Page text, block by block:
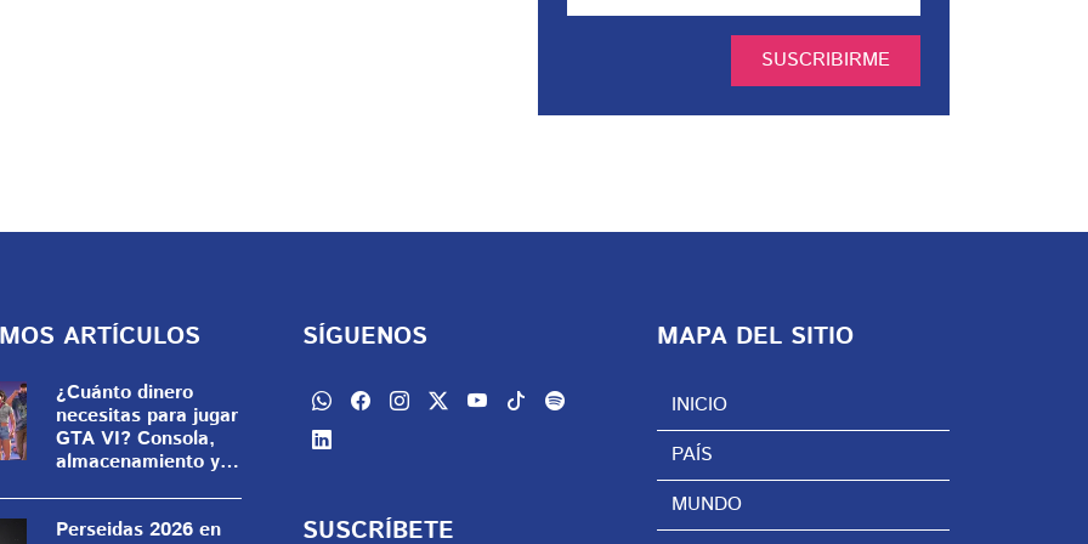
SUSCRIBIRME
ARTÍCULOS
¿Cuánto dinero
necesitas para jugar
GTA VI? Consola,
almacenamiento y
cuenta
Perseidas 2026 en
SÍGUENOS
SUSCRÍBETE
MAPA DEL SITIO
INICIO
PAÍS
MUNDO